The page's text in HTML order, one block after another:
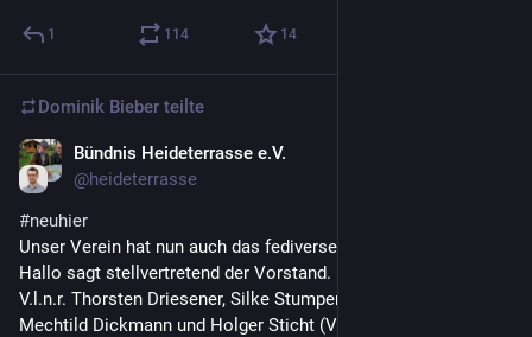
1 114 14
Dominik Bieber teilte
Bündnis Heideterrasse e.V.
@heideterrasse
#neuhier
Unser Verein hat nun auch das fediverse entdeckt.
Hallo sagt stellvertretend der Vorstand.
V.l.n.r. Thorsten Driesener, Silke Stumper, Justus Siebert,
Mechtild Dickmann und Holger Sticht (Vors.)